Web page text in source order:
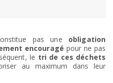
pas une obligation
encouragé pour ne pas
le tri de ces déchets
au maximum dans leur